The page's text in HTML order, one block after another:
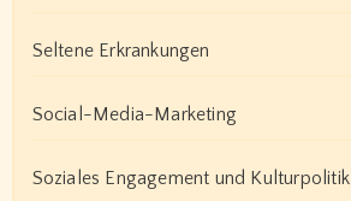
Seltene Erkrankungen
Social-Media-Marketing
Soziales Engagement und Kulturpolitik